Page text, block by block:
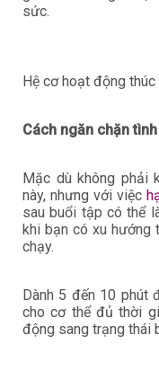
sức.
Hệ cơ hoạt động
Cách ngăn chặn
Mặc dù không phải
này, nhưng với việc
sau buổi tập có thể
khi bạn có xu hướng
chạy.
Dành 5 đến 10 phút
cho cơ thể đủ thời
động sang trạng thái